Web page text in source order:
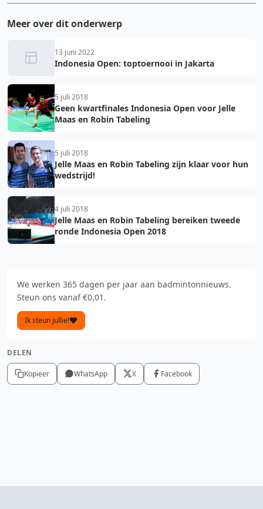
Meer over dit onderwerp
13 juni 2022
Indonesia Open: toptoernooi in Jakarta
5 juli 2018
Geen kwartfinales Indonesia Open voor Jelle
Maas en Robin Tabeling
5 juli 2018
Jelle Maas en Robin Tabeling zijn klaar voor hun
wedstrijd!
4 juli 2018
Jelle Maas en Robin Tabeling bereiken tweede
ronde Indonesia Open 2018
We werken 365 dagen per jaar aan badmintonnieuws.
Steun ons vanaf €0,01.
Ik steun jullie!
DELEN
Kopieer WhatsApp X Facebook